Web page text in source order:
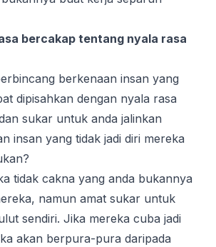
bercakap tentang nyala rasa
berkenaan insan yang
dipisahkan dengan nyala rasa
sukar untuk anda jalinkan
insan yang tidak jadi diri mereka
tidak cakna yang anda bukannya
namun amat sukar untuk
sendiri. Jika mereka cuba jadi
akan berpura-pura daripada